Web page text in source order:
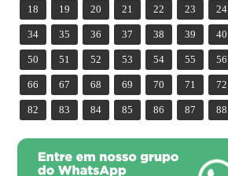
18 19 20 21 22 23 24
34 35 36 37 38 39 40
50 51 52 53 54 55 56
66 67 68 69 70 71 72
82 83 84 85 86 87 88